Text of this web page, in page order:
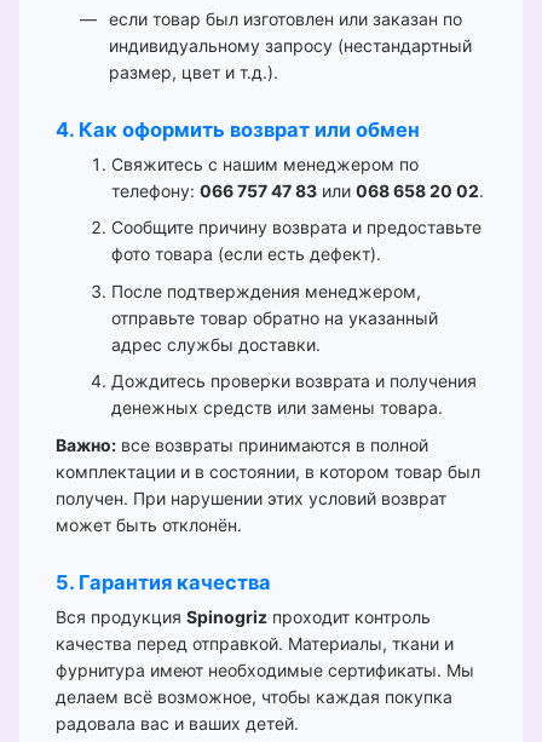
если товар был изготовлен или заказан по
индивидуальному запросу (нестандартный
размер, цвет и т.д.).
4. Как оформить возврат или обмен
Свяжитесь с нашим менеджером по
телефону: 066 757 47 83 или 068 658 20 02.
Сообщите причину возврата и предоставьте
фото товара (если есть дефект).
После подтверждения менеджером,
отправьте товар обратно на указанный
адрес службы доставки.
Дождитесь проверки возврата и получения
денежных средств или замены товара.
Важно: все возвраты принимаются в полной
комплектации и в состоянии, в котором товар был
получен. При нарушении этих условий возврат
может быть отклонён.
5. Гарантия качества
Вся продукция Spinogriz проходит контроль
качества перед отправкой. Материалы, ткани и
фурнитура имеют необходимые сертификаты. Мы
делаем всё возможное, чтобы каждая покупка
радовала вас и ваших детей.